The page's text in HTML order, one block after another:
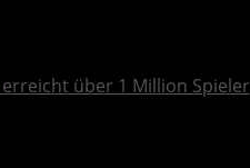
erreicht über 1 Million Spieler